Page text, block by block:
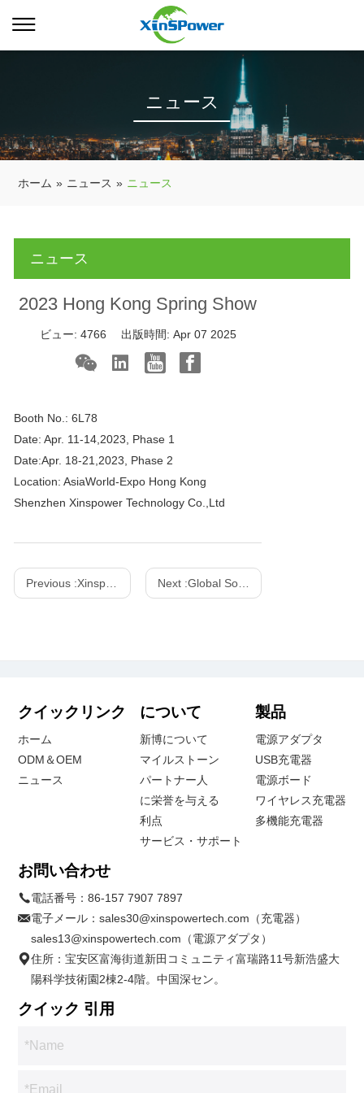
ニュース
ホーム » ニュース » ニュース
ニュース
2023 Hong Kong Spring Show
ビュー: 4766 出版時間: Apr 07 2025
Booth No.: 6L78
Date: Apr. 11-14,2023, Phase 1
Date:Apr. 18-21,2023, Phase 2
Location: AsiaWorld-Expo Hong Kong
Shenzhen Xinspower Technology Co.,Ltd
Previous :Xinspower 2023 IFA Booth No.: Hall 15.1-163 Next :Global Sources Electronics, April 2018
クイックリンク
ホーム
ODM＆OEM
ニュース
について
新博について
マイルストーン
パートナー人
に栄誉を与える
利点
サービス・サポート
製品
電源アダプタ
USB充電器
電源ボード
ワイヤレス充電器
多機能充電器
お問い合わせ
電話番号：86-157 7907 7897
電子メール：sales30@xinspowertech.com（充電器）
sales13@xinspowertech.com（電源アダプタ）
住所：宝安区富海街道新田コミュニティ富瑞路11号新浩盛大
陽科学技術園2棟2-4階。中国深セン。
クイック 引用